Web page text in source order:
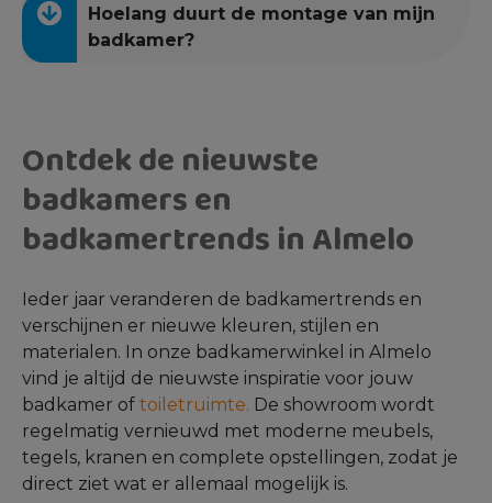
Hoelang duurt de montage van mijn
badkamer?
Ontdek de nieuwste
badkamers en
badkamertrends in Almelo
Ieder jaar veranderen de badkamertrends en
verschijnen er nieuwe kleuren, stijlen en
materialen. In onze badkamerwinkel in Almelo
vind je altijd de nieuwste inspiratie voor jouw
badkamer of toiletruimte. De showroom wordt
regelmatig vernieuwd met moderne meubels,
tegels, kranen en complete opstellingen, zodat je
direct ziet wat er allemaal mogelijk is.